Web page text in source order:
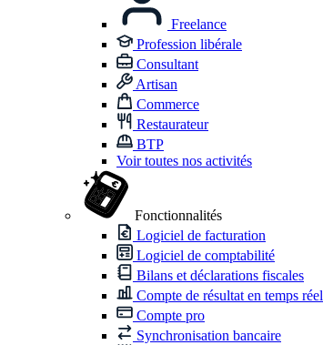
Freelance
Profession libérale
Consultant
Artisan
Commerce
Restaurateur
BTP
Voir toutes nos activités
Fonctionnalités
Logiciel de facturation
Logiciel de comptabilité
Bilans et déclarations fiscales
Compte de résultat en temps réel
Compte pro
Synchronisation bancaire